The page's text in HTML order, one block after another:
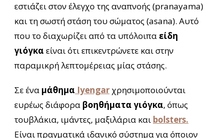
εστιάζει στον έλεγχο της αναπνοής (pranayama)
και τη σωστή στάση του σώματος (asana). Αυτό
που το διαχωρίζει από τα υπόλοιπα είδη
γιόγκα είναι ότι επικεντρώνετε και στην
παραμικρή λεπτομέρειας μίας στάσης.
Σε ένα μάθημα Iyengar χρησιμοποιούνται
ευρέως διάφορα βοηθήματα γιόγκα, όπως
τουβλάκια, ιμάντες, μαξιλάρια και bolsters.
Είναι πραγματικά ιδανικό σύστημα για όποιον